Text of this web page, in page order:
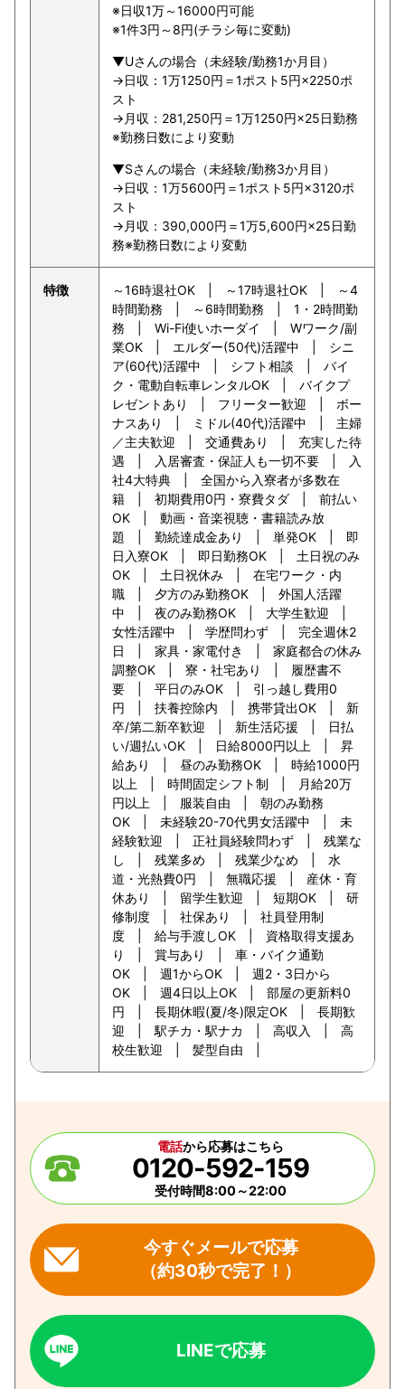
※日収1万～16000円可能
※1件3円～8円(チラシ毎に変動)
▼Uさんの場合（未経験/勤務1か月目）
→日収：1万1250円＝1ポスト5円×2250ポ
スト
→月収：281,250円＝1万1250円×25日勤務
※勤務日数により変動
▼Sさんの場合（未経験/勤務3か月目）
→日収：1万5600円＝1ポスト5円×3120ポ
スト
→月収：390,000円＝1万5,600円×25日勤
務※勤務日数により変動
特徴
～16時退社OK | ～17時退社OK | ～4
時間勤務 | ～6時間勤務 | 1・2時間勤
務 | Wi-Fi使いホーダイ | Wワーク/副
業OK | エルダー(50代)活躍中 | シニ
ア(60代)活躍中 | シフト相談 | バイ
ク・電動自転車レンタルOK | バイクプ
レゼントあり | フリーター歓迎 | ボー
ナスあり | ミドル(40代)活躍中 | 主婦
／主夫歓迎 | 交通費あり | 充実した待
遇 | 入居審査・保証人も一切不要 | 入
社4大特典 | 全国から入寮者が多数在
籍 | 初期費用0円・寮費タダ | 前払い
OK | 動画・音楽視聴・書籍読み放
題 | 勤続達成金あり | 単発OK | 即
日入寮OK | 即日勤務OK | 土日祝のみ
OK | 土日祝休み | 在宅ワーク・内
職 | 夕方のみ勤務OK | 外国人活躍
中 | 夜のみ勤務OK | 大学生歓迎 |
女性活躍中 | 学歴問わず | 完全週休2
日 | 家具・家電付き | 家庭都合の休み
調整OK | 寮・社宅あり | 履歴書不
要 | 平日のみOK | 引っ越し費用0
円 | 扶養控除内 | 携帯貸出OK | 新
卒/第二新卒歓迎 | 新生活応援 | 日払
い/週払いOK | 日給8000円以上 | 昇
給あり | 昼のみ勤務OK | 時給1000円
以上 | 時間固定シフト制 | 月給20万
円以上 | 服装自由 | 朝のみ勤務
OK | 未経験20-70代男女活躍中 | 未
経験歓迎 | 正社員経験問わず | 残業な
し | 残業多め | 残業少なめ | 水
道・光熱費0円 | 無職応援 | 産休・育
休あり | 留学生歓迎 | 短期OK | 研
修制度 | 社保あり | 社員登用制
度 | 給与手渡しOK | 資格取得支援あ
り | 賞与あり | 車・バイク通勤
OK | 週1からOK | 週2・3日から
OK | 週4日以上OK | 部屋の更新料0
円 | 長期休暇(夏/冬)限定OK | 長期歓
迎 | 駅チカ・駅ナカ | 高収入 | 高
校生歓迎 | 髪型自由 |
電話から応募はこちら
0120-592-159
受付時間8:00～22:00
今すぐメールで応募
（約30秒で完了！）
LINEで応募